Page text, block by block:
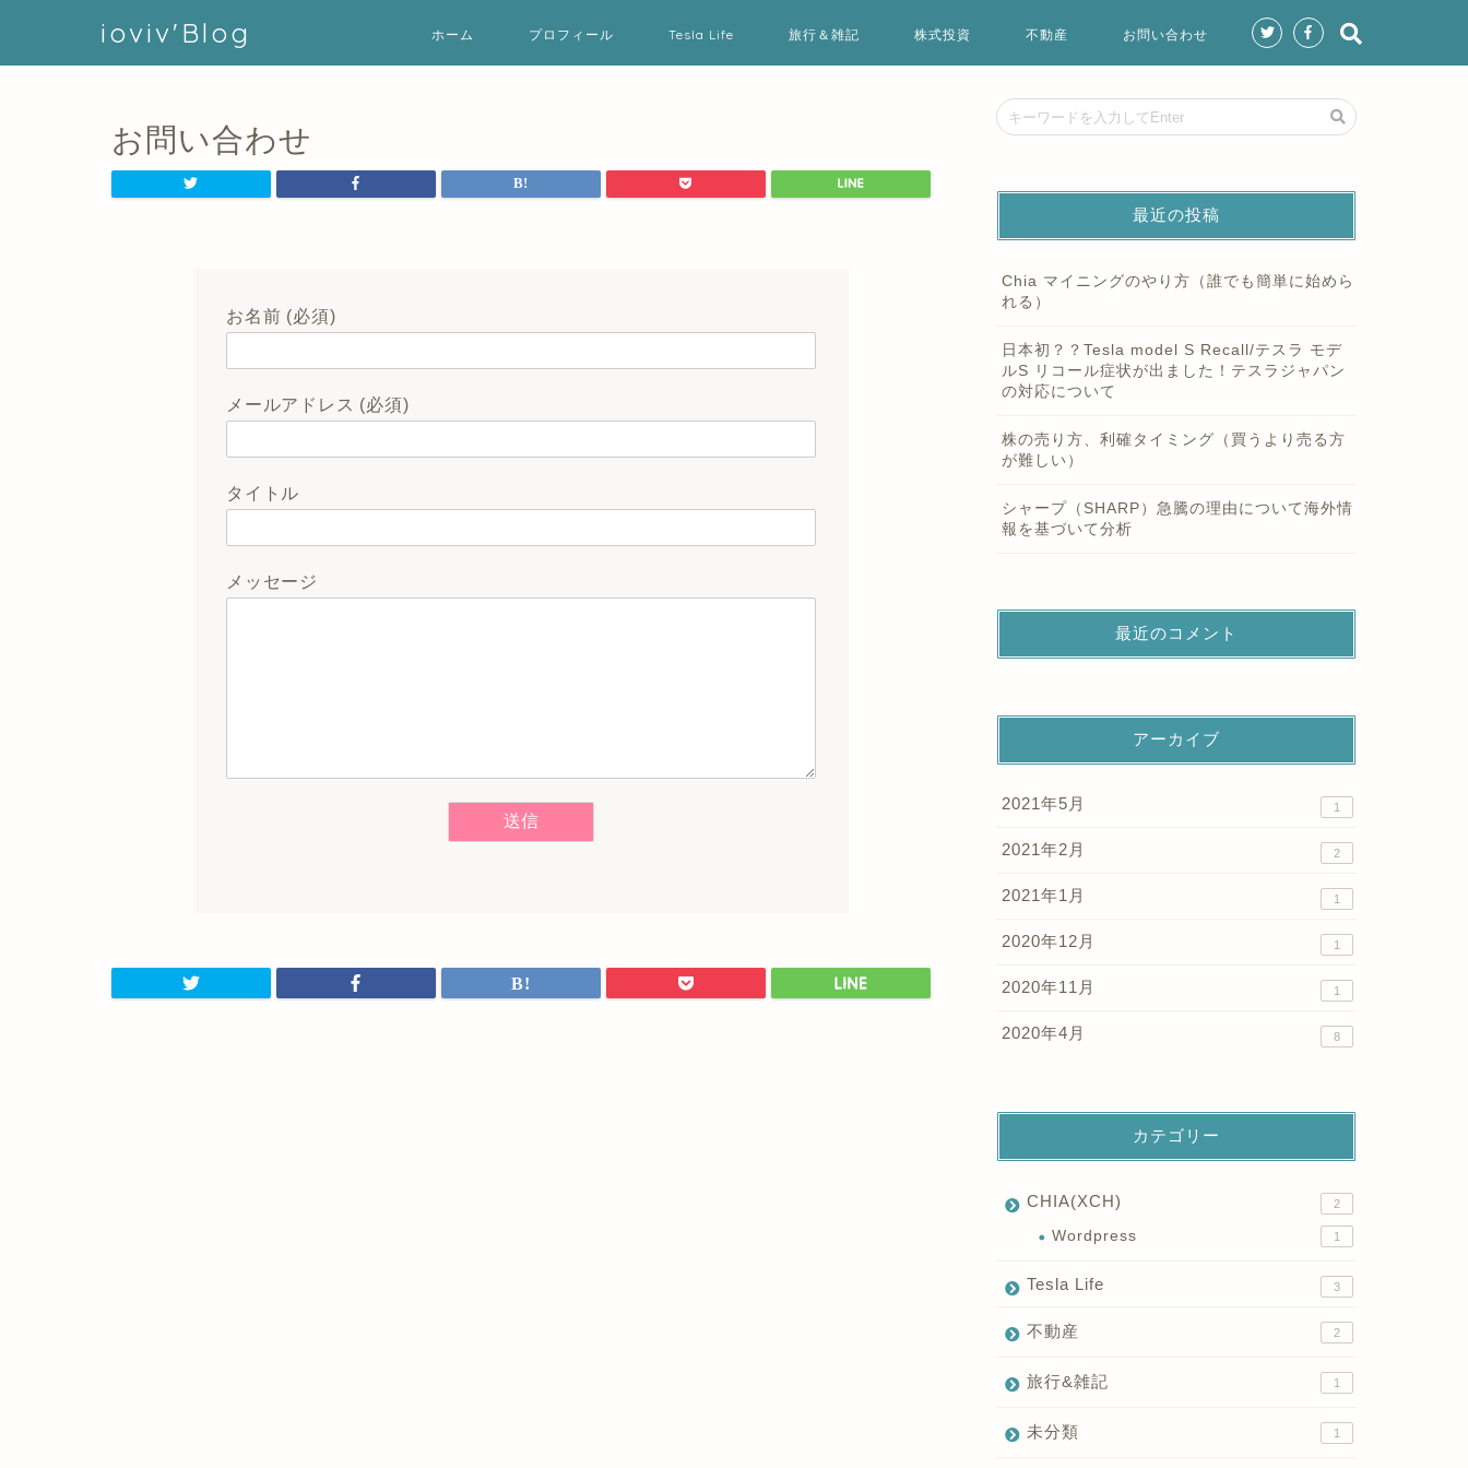
ioviv'Blog ホーム プロフィール Tesla Life 旅行＆雑記 株式投資 不動産 お問い合わせ
お問い合わせ
お名前 (必須)
メールアドレス (必須)
タイトル
メッセージ
最近の投稿
Chia マイニングのやり方（誰でも簡単に始めら
れる）
日本初？？Tesla model S Recall/テスラ モデ
ルS リコール症状が出ました！テスラジャパン
の対応について
株の売り方、利確タイミング（買うより売る方
が難しい）
シャープ（SHARP）急騰の理由について海外情
報を基づいて分析
最近のコメント
アーカイブ
2021年5月 1
2021年2月 2
2021年1月 1
2020年12月 1
2020年11月 1
2020年4月 8
カテゴリー
CHIA(XCH) 2
Wordpress 1
Tesla Life 3
不動産 2
旅行&雑記 1
未分類 1